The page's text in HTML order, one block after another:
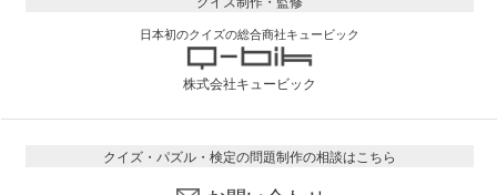
日本初のクイズの総合商社キュービック
株式会社キュービック
クイズ・パズル・検定の問題制作の相談はこちら